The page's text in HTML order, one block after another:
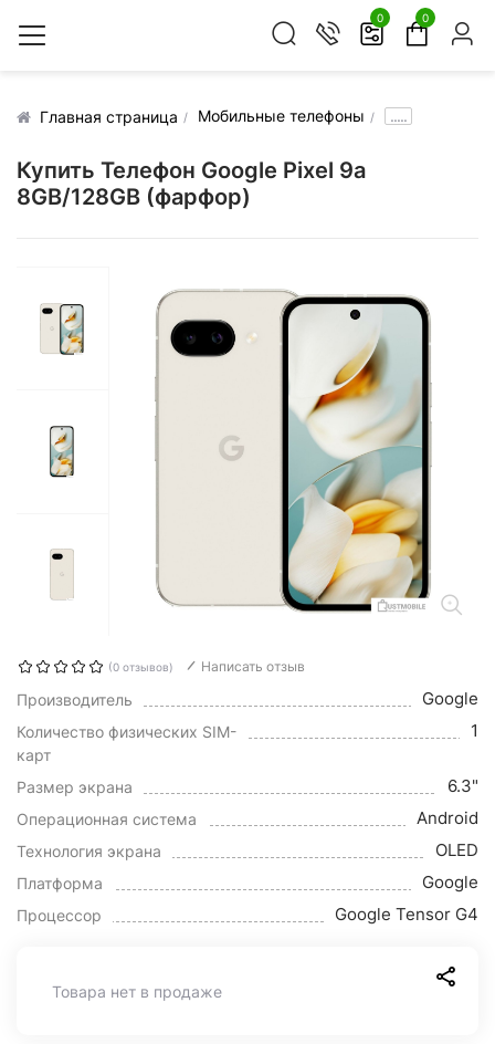
0 0
Главная страница Мобильные телефоны .....
Купить Телефон Google Pixel 9a
8GB/128GB (фарфор)
(0 отзывов) Написать отзыв
Производитель Google
Количество физических SIM-
карт
1
Размер экрана 6.3"
Операционная система Android
Технология экрана OLED
Платформа Google
Процессор Google Tensor G4
Товара нет в продаже